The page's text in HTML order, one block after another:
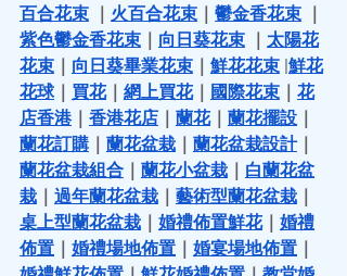
百合花束 ｜ 火百合花束 ｜ 鬱金香花束 ｜
紫色鬱金香花束 ｜ 向日葵花束 ｜ 太陽花
花束 ｜ 向日葵畢業花束 ｜ 鮮花花束 |鮮花
花球｜ 買花｜ 網上買花｜ 國際花束 ｜ 花
店香港｜ 香港花店 ｜ 蘭花｜ 蘭花擺設 ｜
蘭花訂購 ｜ 蘭花盆栽 ｜ 蘭花盆栽設計｜
蘭花盆栽組合 ｜ 蘭花小盆栽 ｜ 白蘭花盆
栽 ｜ 過年蘭花盆栽 ｜ 藝術型蘭花盆栽 ｜
桌上型蘭花盆栽 ｜ 婚禮佈置鮮花｜ 婚禮
佈置 ｜ 婚禮場地佈置 ｜ 婚宴場地佈置 ｜